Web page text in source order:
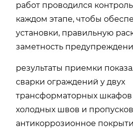
работ проводился
каждом этапе, чтобы
установки, правильную
заметность
результаты приемки
сварки ограждений у двух
трансформаторных
холодных швов и
антикоррозионное